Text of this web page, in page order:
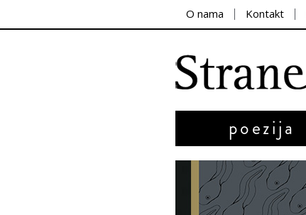
O nama Kontakt
poezija